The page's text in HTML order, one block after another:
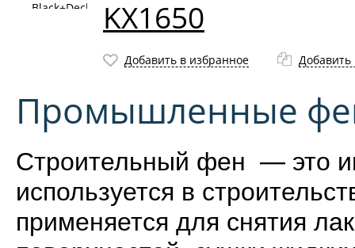
KX1650
Добавить в избранное Добавить
Промышленные
Строительный фен — это
используется в
применяется для снятия